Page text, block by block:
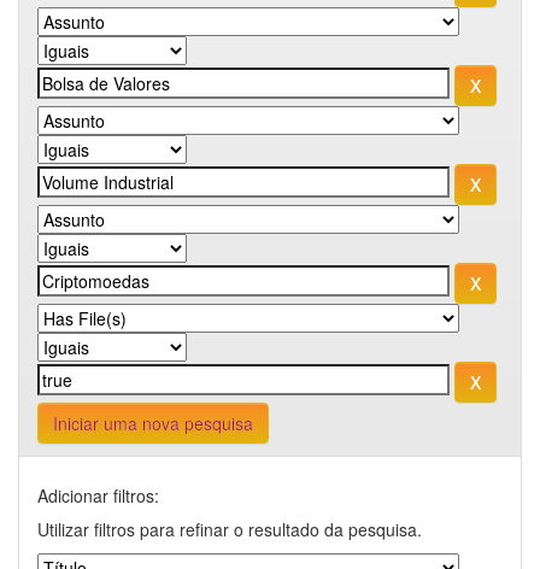
Iniciar uma nova pesquisa
Adicionar filtros:
Utilizar filtros para refinar o resultado da pesquisa.